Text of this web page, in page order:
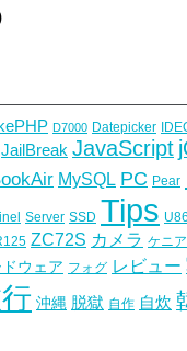
D7000 Datepicker
JailBreak JavaScript
MySQL PC Pear
Server SSD Tips
ZC72S カメラ ケニア
ウェア フォグ レビュー
沖縄 脱獄 自作 自炊